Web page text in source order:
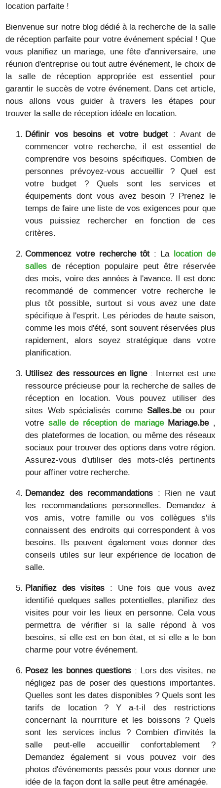
location parfaite !
Bienvenue sur notre blog dédié à la recherche de la salle
de réception parfaite pour votre événement spécial ! Que
vous planifiez un mariage, une fête d'anniversaire, une
réunion d'entreprise ou tout autre événement, le choix de
la salle de réception appropriée est essentiel pour
garantir le succès de votre événement. Dans cet article,
nous allons vous guider à travers les étapes pour
trouver la salle de réception idéale en location.
Définir vos besoins et votre budget: Avant de
commencer votre recherche, il est essentiel de
comprendre vos besoins spécifiques. Combien de
personnes prévoyez-vous accueillir ? Quel est
votre budget ? Quels sont les services et
équipements dont vous avez besoin ? Prenez le
temps de faire une liste de vos exigences pour que
vous puissiez rechercher en fonction de ces
critères.
Commencez votre recherche tôt: La location de
salles de réception populaire peut être réservée
des mois, voire des années à l'avance. Il est donc
recommandé de commencer votre recherche le
plus tôt possible, surtout si vous avez une date
spécifique à l'esprit. Les périodes de haute saison,
comme les mois d'été, sont souvent réservées plus
rapidement, alors soyez stratégique dans votre
planification.
Utilisez des ressources en ligne: Internet est une
ressource précieuse pour la recherche de salles de
réception en location. Vous pouvez utiliser des
sites Web spécialisés comme Salles.beou pour
votre salle de réception de mariage Mariage.be,
des plateformes de location, ou même des réseaux
sociaux pour trouver des options dans votre région.
Assurez-vous d'utiliser des mots-clés pertinents
pour affiner votre recherche.
Demandez des recommandations : Rien ne vaut
les recommandations personnelles. Demandez à
vos amis, votre famille ou vos collègues s'ils
connaissent des endroits qui correspondent à vos
besoins. Ils peuvent également vous donner des
conseils utiles sur leur expérience de location de
salle.
Planifiez des visites : Une fois que vous avez
identifié quelques salles potentielles, planifiez des
visites pour voir les lieux en personne. Cela vous
permettra de vérifier si la salle répond à vos
besoins, si elle est en bon état, et si elle a le bon
charme pour votre événement.
Posez les bonnes questions : Lors des visites, ne
négligez pas de poser des questions importantes.
Quelles sont les dates disponibles ? Quels sont les
tarifs de location ? Y a-t-il des restrictions
concernant la nourriture et les boissons ? Quels
sont les services inclus ? Combien d'invités la
salle peut-elle accueillir confortablement ?
Demandez également si vous pouvez voir des
photos d'événements passés pour vous donner une
idée de la façon dont la salle peut être aménagée.